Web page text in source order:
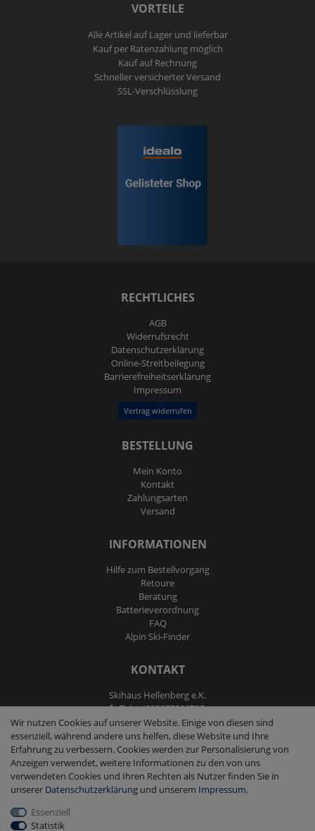
VORTEILE
Alle Artikel auf Lager und lieferbar
Kauf per Ratenzahlung möglich
Kauf auf Rechnung
Schneller versicherter Versand
SSL-Verschlüsslung
RECHTLICHES
AGB
Widerrufs­recht
Daten­schutz­erklärung
Online-Streitbeilegung
Barrierefreiheitserklärung
Impressum
Vertrag widerrufen
BESTELLUNG
Mein Konto
Kontakt
Zahlungsarten
Versand
INFORMATIONEN
Hilfe zum Bestellvorgang
Retoure
Beratung
Batterieverordnung
FAQ
Alpin Ski-Finder
KONTAKT
Skihaus Hellenberg e.K.
Tel: +4933855200795
Fax: +4933855200793
kontakt@ski-andmore.de
2026 Skihaus Hellenberg e.K.
Wir nutzen Cookies auf unserer Website. Einige von diesen sind
essenziell, während andere uns helfen, diese Website und Ihre
Erfahrung zu verbessern. Cookies werden zur Personalisierung von
Anzeigen verwendet, weitere Informationen zu den von uns
verwendeten Cookies und Ihren Rechten als Nutzer finden Sie in
unserer Daten­schutz­erklärung und unserem Impressum.
Essenziell
Statistik